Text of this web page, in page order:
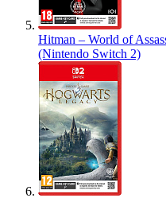
Hitman – World of
(Nintendo Switch 2)